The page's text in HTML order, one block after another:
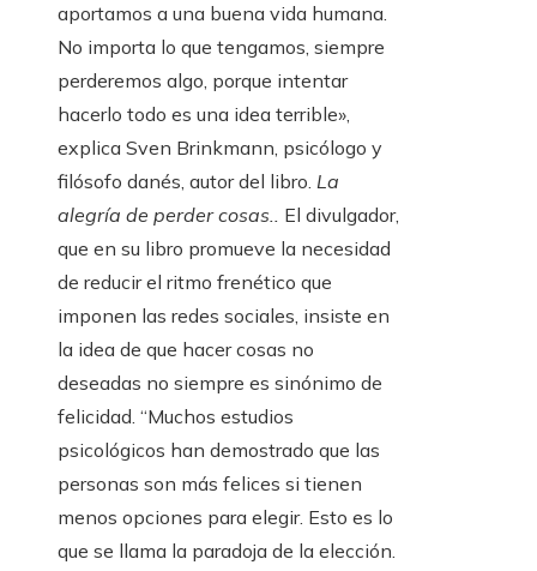
aportamos a una buena vida humana.
No importa lo que tengamos, siempre
perderemos algo, porque intentar
hacerlo todo es una idea terrible»,
explica Sven Brinkmann, psicólogo y
filósofo danés, autor del libro. La
alegría de perder cosas.. El divulgador,
que en su libro promueve la necesidad
de reducir el ritmo frenético que
imponen las redes sociales, insiste en
la idea de que hacer cosas no
deseadas no siempre es sinónimo de
felicidad. “Muchos estudios
psicológicos han demostrado que las
personas son más felices si tienen
menos opciones para elegir. Esto es lo
que se llama la paradoja de la elección.